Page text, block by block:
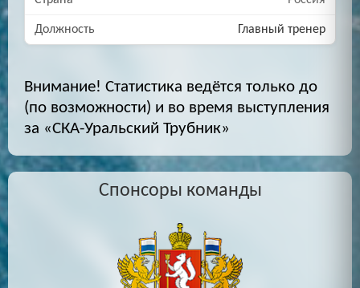
Главный тренер
Внимание! Статистика ведётся только до
(по возможности) и во время выступления
за «СКА-Уральский Трубник»
Спонсоры команды